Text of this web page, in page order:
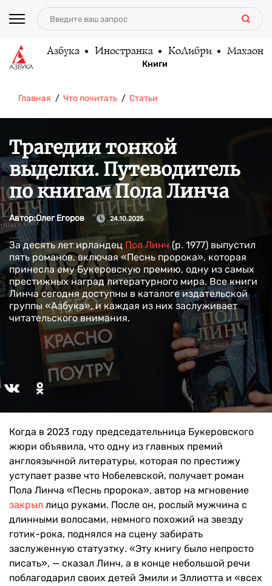
Азбука Иностранка КоЛибри Махаон
Книги
Главная Что почитать Статьи
Трагедии тонкой
выделки. Путеводитель
по книгам Пола Линча
Автор:Олег Егоров 24.10.2025
За десять лет ирландец Пол Линч (р. 1977) выпустил
пять романов, включая «Песнь пророка», которая
принесла ему Букеровскую премию, одну из самых
престижных наград литературного мира. Все книги
Линча сегодня доступны в каталоге издательской
группы «Азбука», и каждая из них заслуживает
читательского внимания.
Когда в 2023 году председательница Букеровского
жюри объявила, что одну из главных премий
англоязычной литературы, которая по престижу
уступает разве что Нобелевской, получает роман
Пола Линча «Песнь пророка», автор на мгновение
закрыл лицо руками. После он, рослый мужчина с
длинными волосами, немного похожий на звезду
готик-рока, поднялся на сцену забирать
заслуженную статуэтку. «Эту книгу было непросто
писать», — сказал Линч, а в конце небольшой речи
поблагодарил своих детей Эмили и Эллиотта и «всех